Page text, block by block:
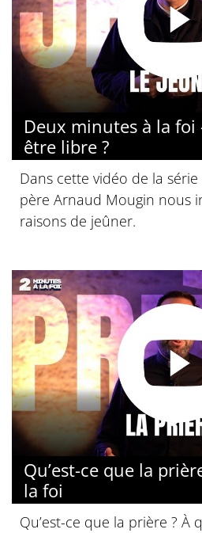
Deux minutes à la foi
être libre ?
Dans cette vidéo de la
père Arnaud Mougin nous
raisons de jeûner.
Qu’est-ce que la
la foi
Qu’est-ce que la prière ? À